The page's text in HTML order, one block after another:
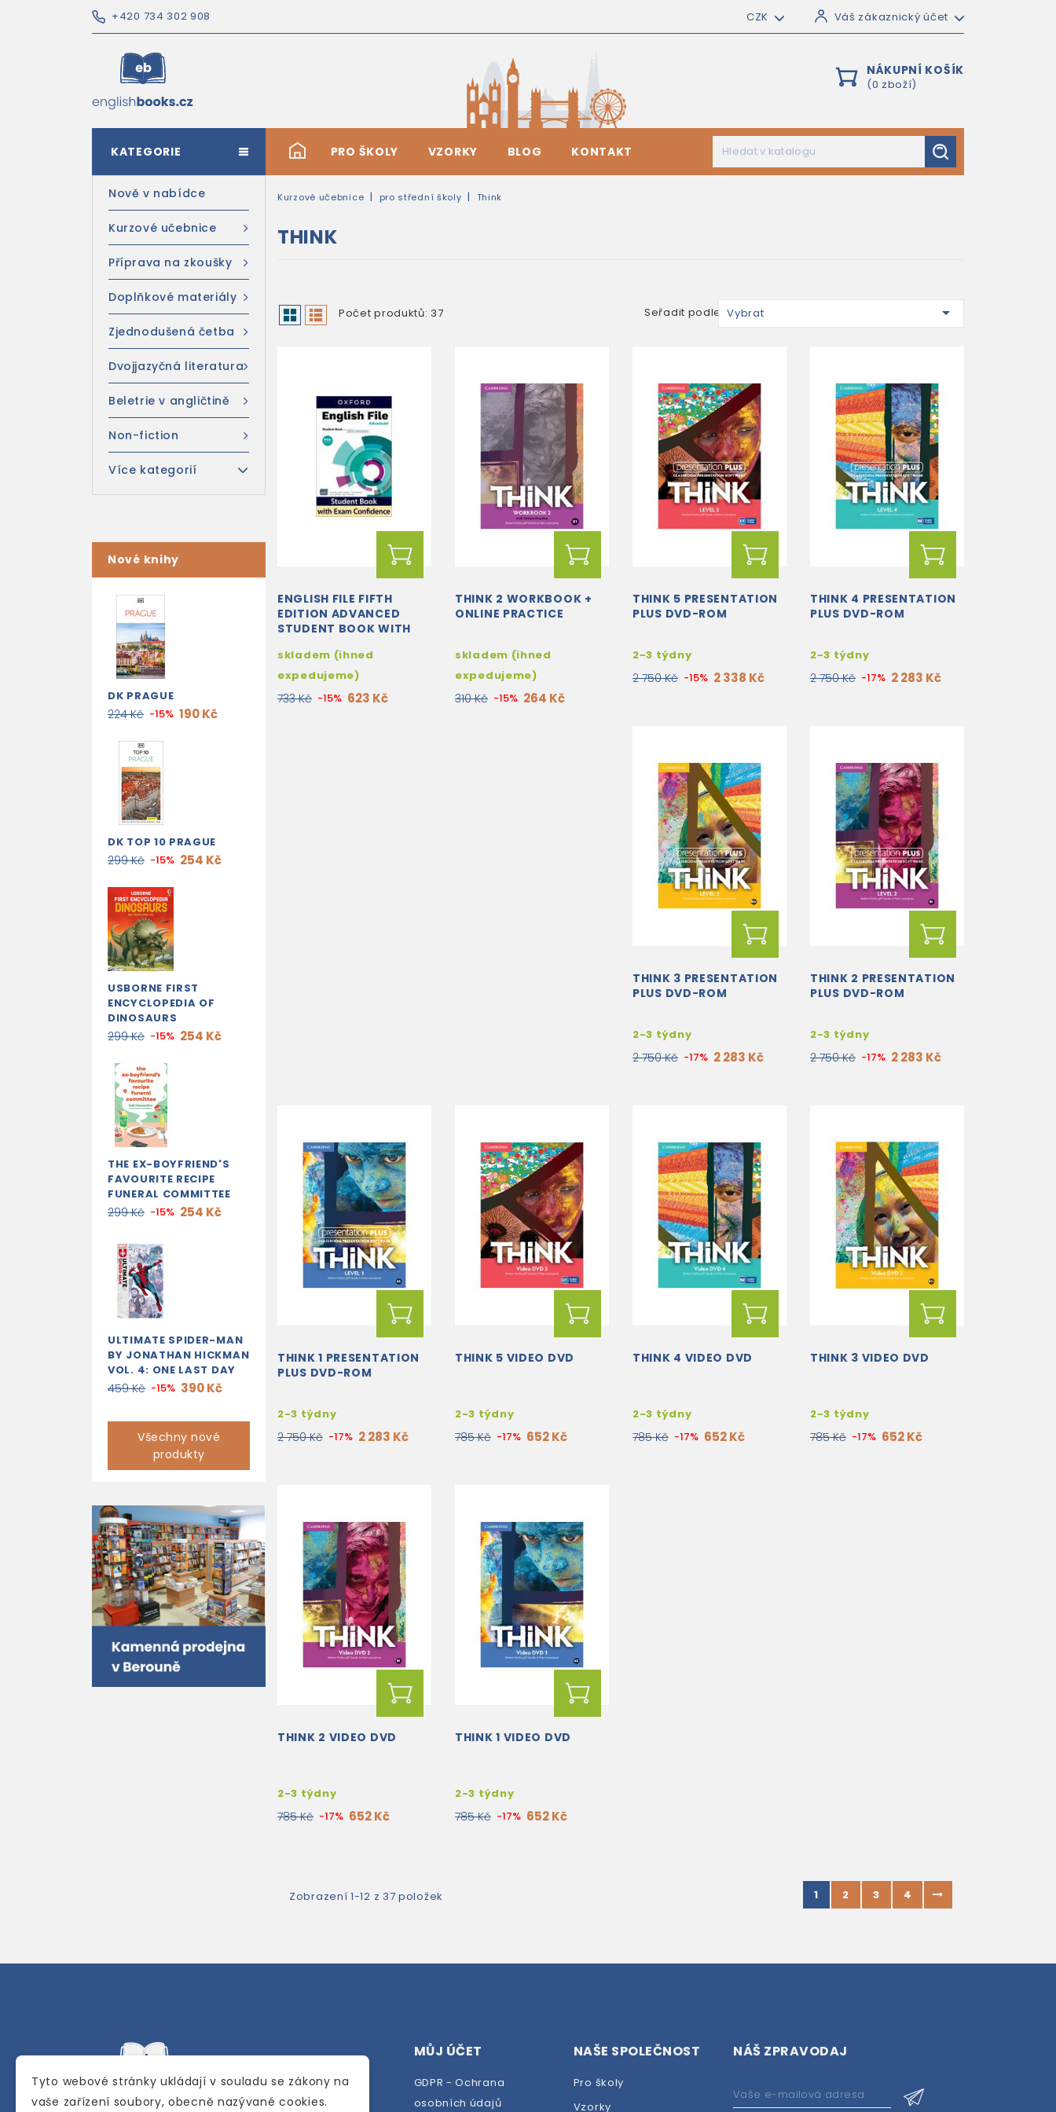
+420 734 302 908 CZK Váš zákaznický účet
NÁKUPNÍ KOŠÍK
(0 zboží)
# PRO ŠKOLY VZORKY BLOG KONTAKT
KATEGORIE
Nově v nabídce
Kurzové učebnice
Příprava na zkoušky
Doplňkové materiály
Zjednodušená četba
Dvojjazyčná literatura
Beletrie v angličtině
Non-fiction
Více kategorií
Nové knihy
DK PRAGUE
224 Kč -15% 190 Kč
DK TOP 10 PRAGUE
299 Kč -15% 254 Kč
USBORNE FIRST
ENCYCLOPEDIA OF
DINOSAURS
299 Kč -15% 254 Kč
THE EX-BOYFRIEND'S
FAVOURITE RECIPE
FUNERAL COMMITTEE
299 Kč -15% 254 Kč
ULTIMATE SPIDER-MAN
BY JONATHAN HICKMAN
VOL. 4: ONE LAST DAY
459 Kč -15% 390 Kč
Všechny nové
produkty
Kurzové učebnice pro střední školy Think
THINK
Počet produktů: 37 Seřadit podle: Vybrat 
ENGLISH FILE FIFTH
EDITION ADVANCED
STUDENT BOOK WITH
CONFIDENCE
skladem (ihned
expedujeme)
733 Kč -15% 623 Kč
THINK 2 WORKBOOK +
ONLINE PRACTICE
skladem (ihned
expedujeme)
310 Kč -15% 264 Kč
THINK 5 PRESENTATION
PLUS DVD-ROM
2-3 týdny
2 750 Kč -15% 2 338 Kč
THINK 4 PRESENTATION
PLUS DVD-ROM
2-3 týdny
2 750 Kč -17% 2 283 Kč
THINK 3 PRESENTATION
PLUS DVD-ROM
2-3 týdny
2 750 Kč -17% 2 283 Kč
THINK 2 PRESENTATION
PLUS DVD-ROM
2-3 týdny
2 750 Kč -17% 2 283 Kč
THINK 1 PRESENTATION
PLUS DVD-ROM
2-3 týdny
2 750 Kč -17% 2 283 Kč
THINK 5 VIDEO DVD
2-3 týdny
785 Kč -17% 652 Kč
THINK 4 VIDEO DVD
2-3 týdny
785 Kč -17% 652 Kč
THINK 3 VIDEO DVD
2-3 týdny
785 Kč -17% 652 Kč
THINK 2 VIDEO DVD
2-3 týdny
785 Kč -17% 652 Kč
THINK 1 VIDEO DVD
2-3 týdny
785 Kč -17% 652 Kč
Zobrazení 1-12 z 37 položek 1 2 3 4
MŮJ ÚČET
GDPR - Ochrana
osobních údajů
NAŠE SPOLEČNOST
Pro školy
Vzorky
NÁŠ ZPRAVODAJ
Tyto webové stránky ukládají v souladu se zákony na
vaše zařízení soubory, obecně nazývané cookies.